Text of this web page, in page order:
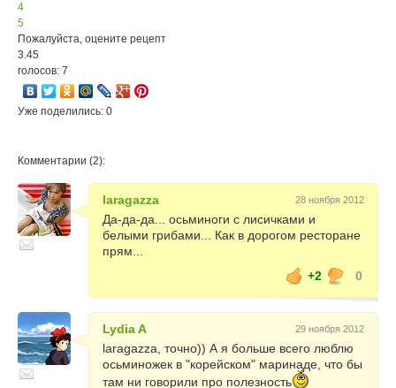
4
5
Пожалуйста, оцените рецепт
3.45
голосов: 7
Уже поделились: 0
Комментарии (2):
laragazza 28 ноября 2012
Да-да-да... осьминоги с лисичками и
белыми грибами... Как в дорогом ресторане
прям...
+2
0
Lydia A 29 ноября 2012
laragazza, точно)) А я больше всего люблю
осьминожек в "корейском" маринаде, что бы
там ни говорили про полезность